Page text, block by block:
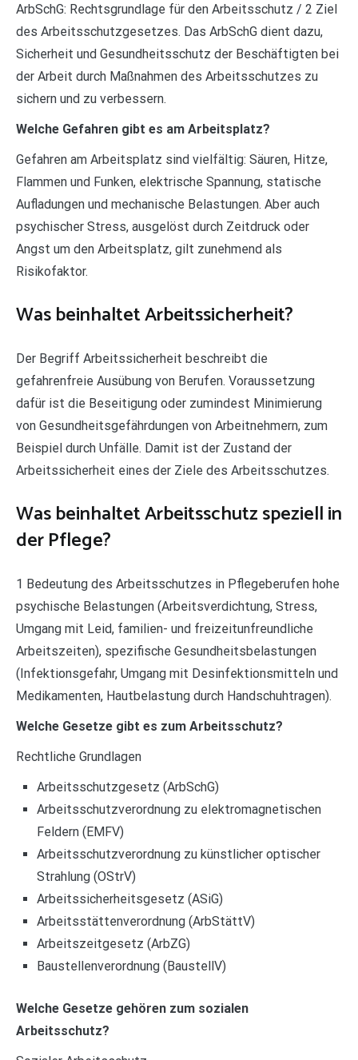
ArbSchG: Rechtsgrundlage für den Arbeitsschutz / 2 Ziel
des Arbeitsschutzgesetzes. Das ArbSchG dient dazu,
Sicherheit und Gesundheitsschutz der Beschäftigten bei
der Arbeit durch Maßnahmen des Arbeitsschutzes zu
sichern und zu verbessern.
Welche Gefahren gibt es am Arbeitsplatz?
Gefahren am Arbeitsplatz sind vielfältig: Säuren, Hitze,
Flammen und Funken, elektrische Spannung, statische
Aufladungen und mechanische Belastungen. Aber auch
psychischer Stress, ausgelöst durch Zeitdruck oder
Angst um den Arbeitsplatz, gilt zunehmend als
Risikofaktor.
Was beinhaltet Arbeitssicherheit?
Der Begriff Arbeitssicherheit beschreibt die
gefahrenfreie Ausübung von Berufen. Voraussetzung
dafür ist die Beseitigung oder zumindest Minimierung
von Gesundheitsgefährdungen von Arbeitnehmern, zum
Beispiel durch Unfälle. Damit ist der Zustand der
Arbeitssicherheit eines der Ziele des Arbeitsschutzes.
Was beinhaltet Arbeitsschutz speziell in
der Pflege?
1 Bedeutung des Arbeitsschutzes in Pflegeberufen hohe
psychische Belastungen (Arbeitsverdichtung, Stress,
Umgang mit Leid, familien- und freizeitunfreundliche
Arbeitszeiten), spezifische Gesundheitsbelastungen
(Infektionsgefahr, Umgang mit Desinfektionsmitteln und
Medikamenten, Hautbelastung durch Handschuhtragen).
Welche Gesetze gibt es zum Arbeitsschutz?
Rechtliche Grundlagen
Arbeitsschutzgesetz (ArbSchG)
Arbeitsschutzverordnung zu elektromagnetischen
Feldern (EMFV)
Arbeitsschutzverordnung zu künstlicher optischer
Strahlung (OStrV)
Arbeitssicherheitsgesetz (ASiG)
Arbeitsstättenverordnung (ArbStättV)
Arbeitszeitgesetz (ArbZG)
Baustellenverordnung (BaustellV)
Welche Gesetze gehören zum sozialen
Arbeitsschutz?